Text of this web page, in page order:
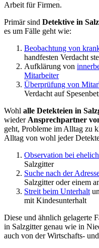
Arbeit für Firmen.
Primär sind Detektive in
es um Fälle geht wie:
Beobachtung von
handfesten Verdacht
Aufklärung von
Mitarbeiter
Überprüfung von
Verdacht auf
Wohl alle Detekteien in
wieder Ansprechpartner
geht, Probleme im Alltag zu
Alltag von wohl jeder
Observation bei
Salzgitter
Suche nach der
Salzgitter oder einem
Streit beim Unterhalt
mit Kindesunterhalt
Diese und ähnlich gelagerte
in Salzgitter genau wie in
auch von der Wirtschafts-